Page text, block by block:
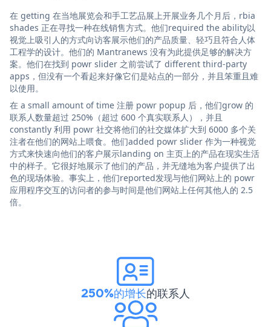
在 getting 在当地展览会和手工艺品展上开展业务几个月后，rbia
shades 正在寻找一种在线销售方式。他们required the ability以
视觉上吸引人的方式向访客展示他们的产品质量、轻巧且符合人体
工程学的设计。他们的 Mantranews 没有为此提供足够的解决方
案。他们在找到 powr slider 之前尝试了 different third-party
apps，但没有一个看起来好像它们是站点的一部分，并且笨重且难
以使用。
在 a small amount of time 注册 powr popup 后，他们grow 的
联系人数量超过 250%（超过 600 个真实联系人），并且
constantly 利用 powr 社交将他们的社交媒体扩大到 6000 多个关
注者在他们的网站上喂食。他们added powr slider 作为一种视觉
方式来快速向他们的客户展示landing on 主页上的产品在现实生活
中的样子。它很好地展示了他们的产品，并无缝地为客户提供了出
色的现场体验。事实上，他们reported发现与他们网站上的 powr
应用程序交互的访问者的参与时间是他们网站上任何其他人的 2.5
倍。
250%的增长的联系人